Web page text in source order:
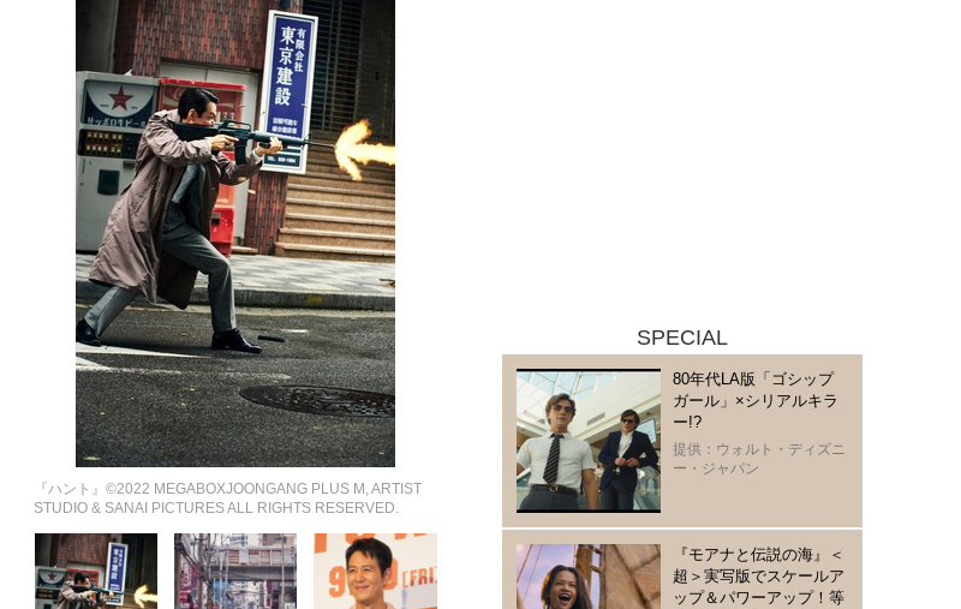
『ハント』©2022 MEGABOXJOONGANG PLUS M, ARTIST
STUDIO & SANAI PICTURES ALL RIGHTS RESERVED.
SPECIAL
80年代LA版「ゴシップ
ガール」×シリアルキラ
ー!?
提供：ウォルト・ディズニ
ー・ジャパン
『モアナと伝説の海』＜
超＞実写版でスケールア
ップ＆パワーアップ！等